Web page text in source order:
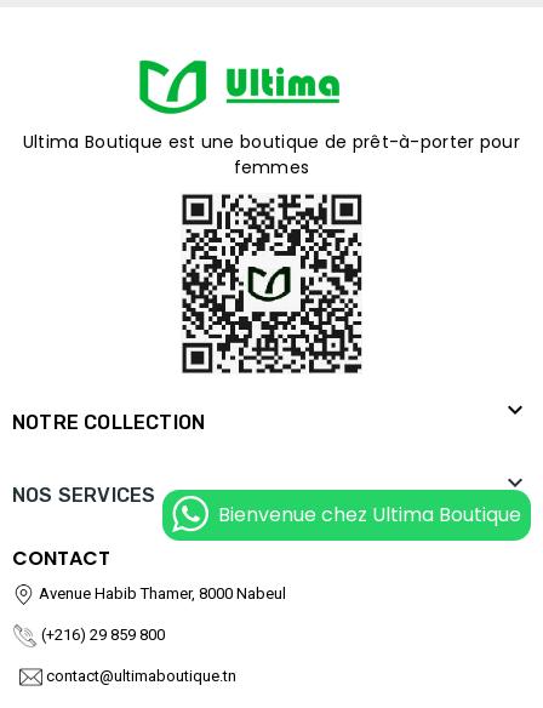
Ultima Boutique est une boutique de prêt-à-porter pour
femmes
NOTRE COLLECTION 
NOS SERVICES 
CONTACT
Avenue Habib Thamer, 8000 Nabeul
(+216) 29 859 800
contact@ultimaboutique.tn
Bienvenue chez Ultima Boutique